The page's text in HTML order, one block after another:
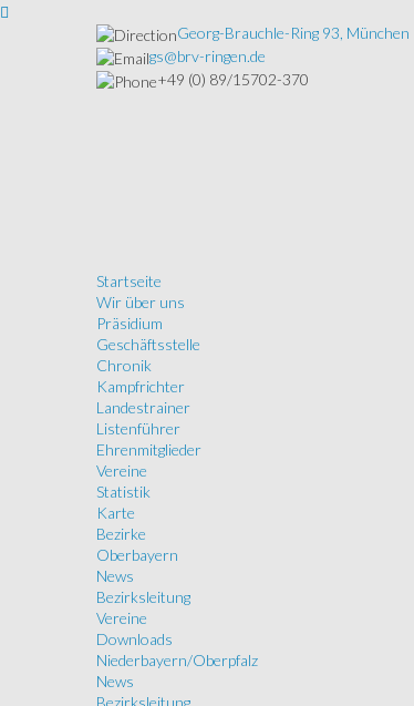
Georg-Brauchle-Ring 93, München
gs@brv-ringen.de
+49 (0) 89/15702-370
Startseite
Wir über uns
Präsidium
Geschäftsstelle
Chronik
Kampfrichter
Landestrainer
Listenführer
Ehrenmitglieder
Vereine
Statistik
Karte
Bezirke
Oberbayern
News
Bezirksleitung
Vereine
Downloads
Niederbayern/Oberpfalz
News
Bezirksleitung